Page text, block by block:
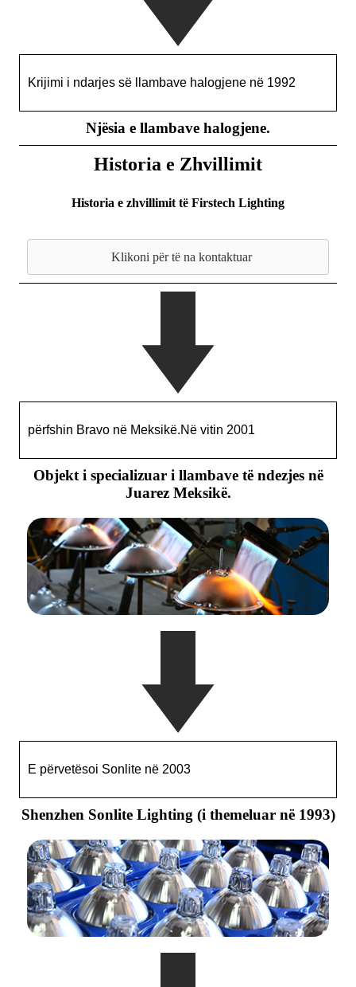
Krijimi i ndarjes së llambave halogjene në 1992
Njësia e llambave halogjene.
Historia e Zhvillimit
Historia e zhvillimit të Firstech Lighting
Klikoni për të na kontaktuar
përfshin Bravo në Meksikë.Në vitin 2001
Objekt i specializuar i llambave të ndezjes në
Juarez Meksikë.
E përvetësoi Sonlite në 2003
Shenzhen Sonlite Lighting (i themeluar në 1993)